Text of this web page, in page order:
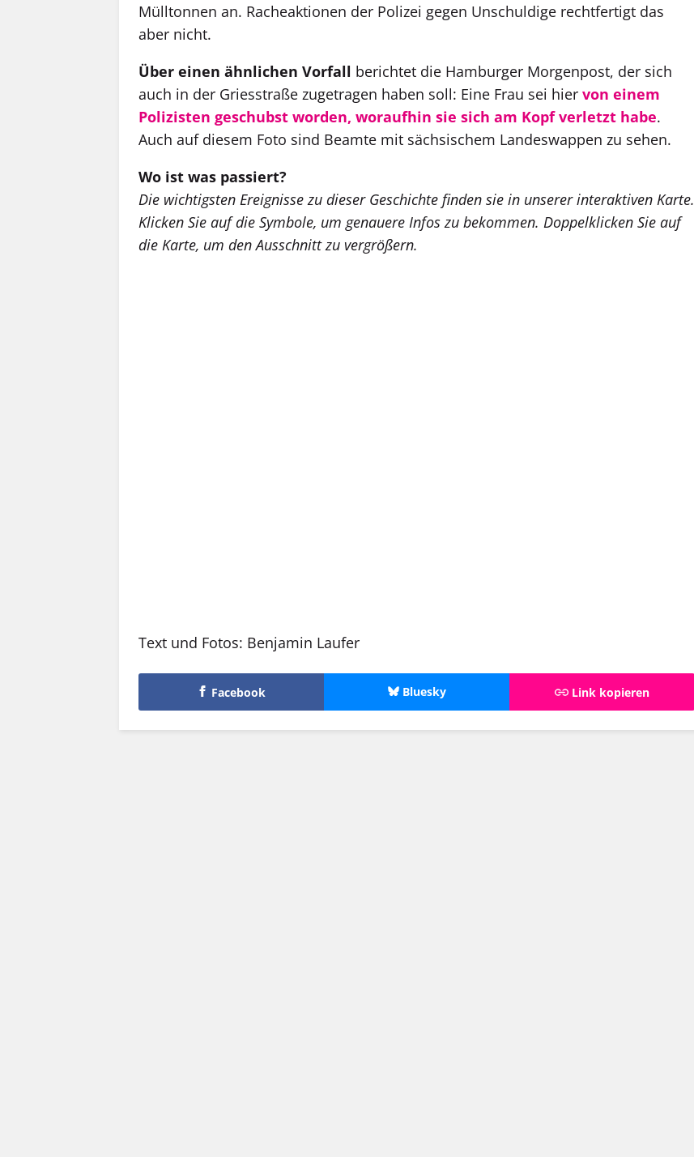
Mülltonnen an. Racheaktionen der Polizei gegen Unschuldige rechtfertigt das
aber nicht.
Über einen ähnlichen Vorfall berichtet die Hamburger Morgenpost, der sich
auch in der Griesstraße zugetragen haben soll: Eine Frau sei hier von einem
Polizisten geschubst worden, woraufhin sie sich am Kopf verletzt habe.
Auch auf diesem Foto sind Beamte mit sächsischem Landeswappen zu sehen.
Wo ist was passiert?
Die wichtigsten Ereignisse zu dieser Geschichte finden sie in unserer interaktiven Karte.
Klicken Sie auf die Symbole, um genauere Infos zu bekommen. Doppelklicken Sie auf
die Karte, um den Ausschnitt zu vergrößern.
Text und Fotos: Benjamin Laufer
Facebook Bluesky Link kopieren